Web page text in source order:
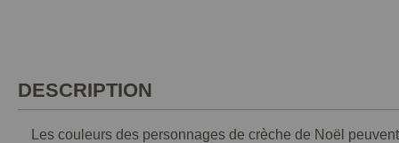
DESCRIPTION
Les couleurs des personnages de crèche de Noël